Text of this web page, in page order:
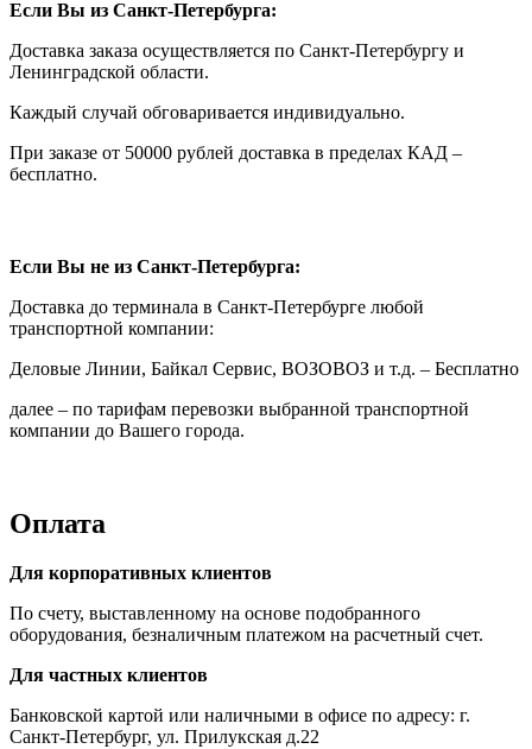
Если Вы из Санкт-Петербурга:
Доставка заказа осуществляется по Санкт-Петербургу и
Ленинградской области.
Каждый случай обговаривается индивидуально.
При заказе от 50000 рублей доставка в пределах КАД –
бесплатно.
Если Вы не из Санкт-Петербурга:
Доставка до терминала в Санкт-Петербурге любой
транспортной компании:
Деловые Линии, Байкал Сервис, ВОЗОВОЗ и т.д. – Бесплатно
далее – по тарифам перевозки выбранной транспортной
компании до Вашего города.
Оплата
Для корпоративных клиентов
По счету, выставленному на основе подобранного
оборудования, безналичным платежом на расчетный счет.
Для частных клиентов
Банковской картой или наличными в офисе по адресу: г.
Санкт-Петербург, ул. Прилукская д.22